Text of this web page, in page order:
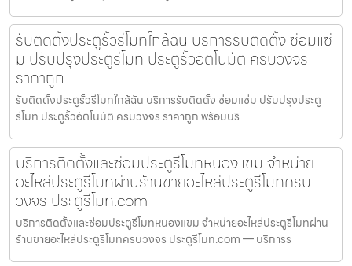
รับติดตั้งประตูรั้วรีโมทใกล้ฉัน บริการรับติดตั้ง ซ่อมแซ่
ม ปรับปรุงประตูรีโมท ประตูรั้วอัตโนมัติ ครบวงจร
ราคาถูก
รับติดตั้งประตูรั้วรีโมทใกล้ฉัน บริการรับติดตั้ง ซ่อมแซ่ม ปรับปรุงประตู
รีโมท ประตูรั้วอัตโนมัติ ครบวงจร ราคาถูก พร้อมบริ
บริการติดตั้งและซ่อมประตูรีโมทหนองแขม จำหน่าย
อะไหล่ประตูรีโมทผ่านร้านขายอะไหล่ประตูรีโมทครบ
วงจร ประตูรีโมท.com
บริการติดตั้งและซ่อมประตูรีโมทหนองแขม จำหน่ายอะไหล่ประตูรีโมทผ่าน
ร้านขายอะไหล่ประตูรีโมทครบวงจร ประตูรีโมท.com — บริการร